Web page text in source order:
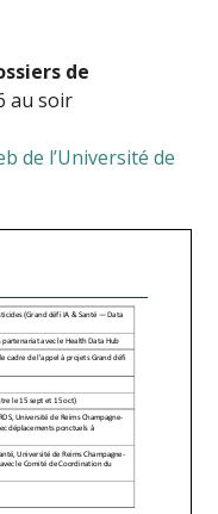
de
au soir
de l’Université de